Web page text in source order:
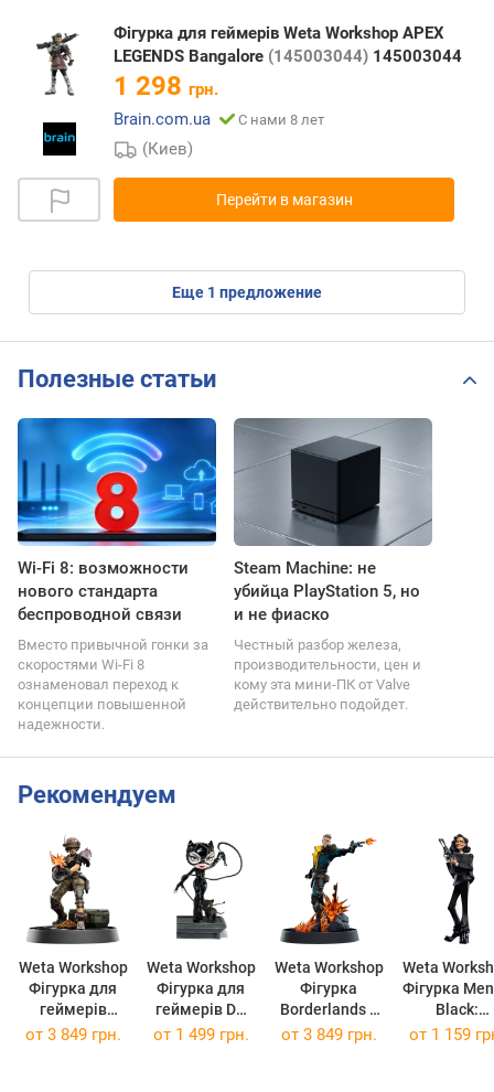
Фігурка для геймерів Weta Workshop APEX
LEGENDS Bangalore (145003044) 145003044
1 298 грн.
Brain.com.ua
С нами 8 лет
(Киев)
Перейти в магазин
eще 1 предложение
Полезные статьи
Wi-Fi 8: возможности
нового стандарта
беспроводной связи
Вместо привычной гонки за
скоростями Wi-Fi 8
ознаменовал переход к
концепции повышенной
надежности.
Steam Machine: не
убийца PlayStation 5, но
и не фиаско
Честный разбор железа,
производительности, цен и
кому эта мини-ПК от Valve
действительно подойдет.
Рекомендуем
Weta Workshop
Фігурка для
геймерів
Borderlands 3
Weta Workshop
Фігурка для
геймерів DC
Comics Batman
Weta Workshop
Фігурка
Borderlands 3
Zane
Weta
Фігурка Men in
Black:
от 3 849 грн. от 1 499 грн. от 3 849 грн. от 1 159